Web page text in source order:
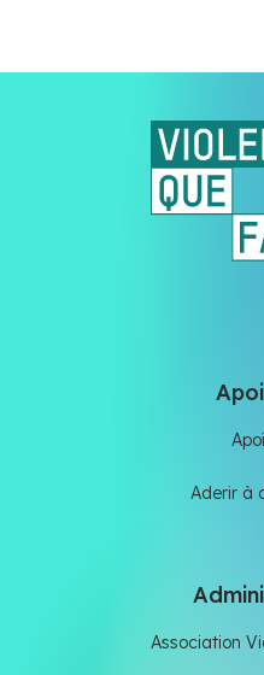
Aderir à
Association